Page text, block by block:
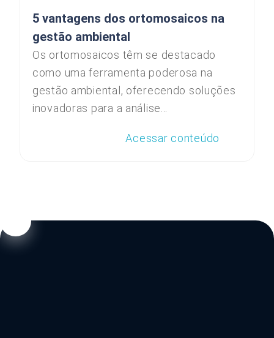
5 vantagens dos ortomosaicos na
gestão ambiental
Os ortomosaicos têm se destacado
como uma ferramenta poderosa na
gestão ambiental, oferecendo soluções
inovadoras para a análise...
Acessar conteúdo